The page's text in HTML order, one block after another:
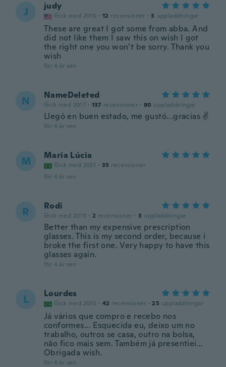
J judy
Gick med 2016 · 12 recensioner · 3 uppladdningar
These are great I got some from abba. And
did not like them I saw this on wish I got
the right one you won’t be sorry. Thank you
wish
för 4 år sen
N NameDeleted
Gick med 2017 · 137 recensioner · 80 uppladdningar
Llegó en buen estado, me gustó...gracias ✌️
för 4 år sen
M Maria Lúcia
Gick med 2021 · 35 recensioner
för 4 år sen
R Rodi
Gick med 2019 · 2 recensioner · 3 uppladdningar
Better than my expensive prescription
glasses. This is my second order, because i
broke the first one. Very happy to have this
glasses again.
för 4 år sen
L Lourdes
Gick med 2015 · 42 recensioner · 25 uppladdningar
Já vários que compro e recebo nos
conformes... Esquecida eu, deixo um no
trabalho, outros se casa, outro na bolsa,
não fico mais sem. Também já presentiei...
Obrigada wish.
för 4 år sen